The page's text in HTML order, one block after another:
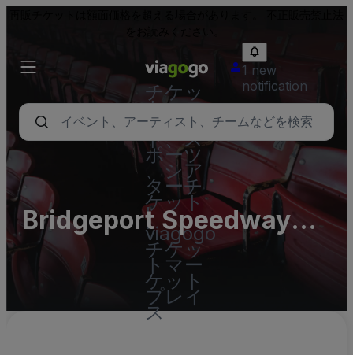
チケッ
ト - コ
ンサー
ト、ス
ポーツ
、シア
ターチ
ケット
|
viagogo
チケッ
トマー
ケット
プレイ
ス
1 new
notification
Bridgeport Speedway
Parking Lots (InActive)